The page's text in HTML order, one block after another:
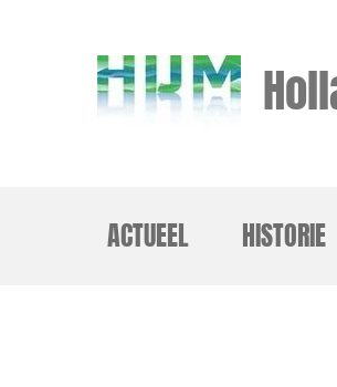
ACTUEEL HISTORIE